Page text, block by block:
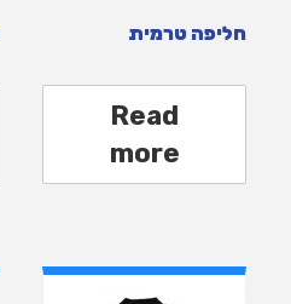
חליפה טרמית
Read
more